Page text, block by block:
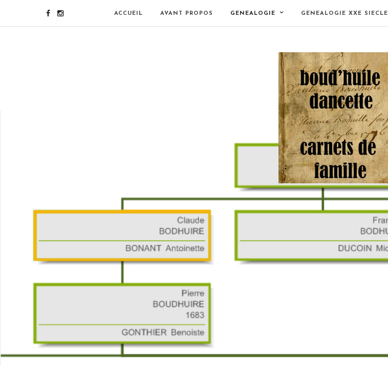
ACCUEIL AVANT PROPOS GENEALOGIE GENEALOGIE XXE SIECLE